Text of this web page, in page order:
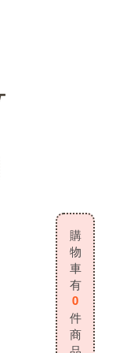
購
物
車
有
0
件
商